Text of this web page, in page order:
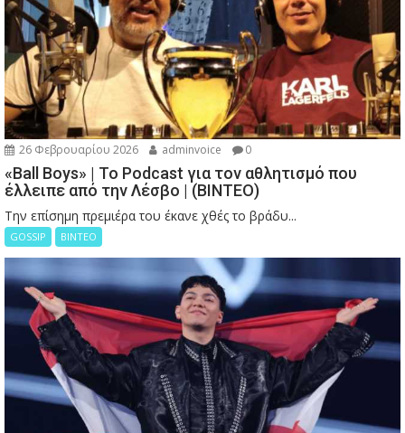
26 Φεβρουαρίου 2026 adminvoice 0
«Ball Boys» | Το Podcast για τον αθλητισμό που
έλλειπε από την Λέσβο | (ΒΙΝΤΕΟ)
Την επίσημη πρεμιέρα του έκανε χθές το βράδυ...
GOSSIP ΒΙΝΤΕΟ